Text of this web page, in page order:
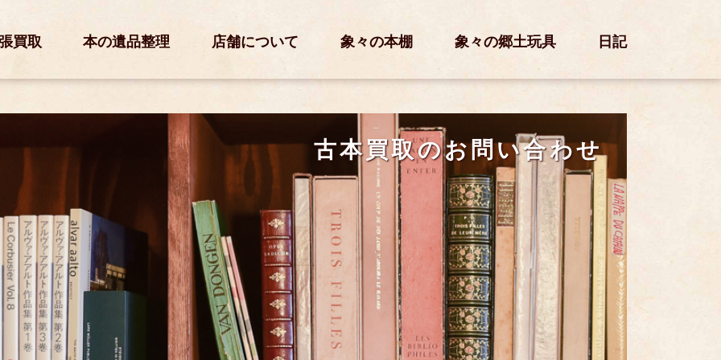
買取 本の遺品整理 店舗について 象々の本棚 象々の郷土玩具 日記
古本買取のお問い合わせ